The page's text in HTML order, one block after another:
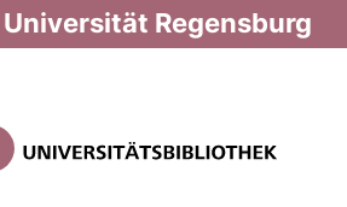
Universität Regensburg